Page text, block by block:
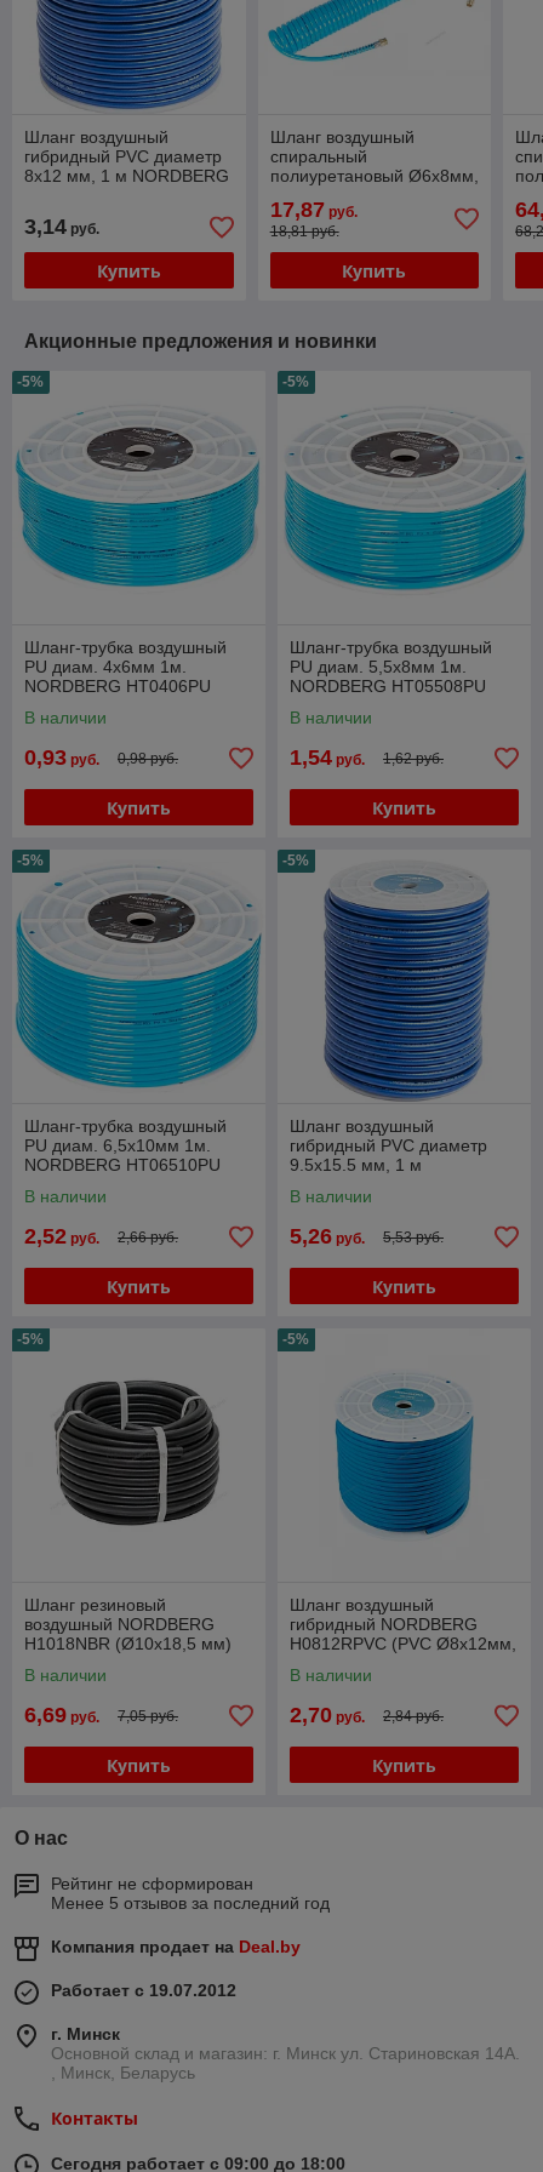
Шланг воздушный
гибридный PVC диаметр
8х12 мм, 1 м NORDBERG
3,14 руб.
Купить
Шланг воздушный
спиральный
полиуретановый Ø6х8мм,
HS0606PU
17,87 руб.
18,81 руб.
Купить
Акционные предложения и новинки
-5%
Шланг-трубка воздушный
PU диам. 4х6мм 1м.
NORDBERG HT0406PU
В наличии
0,93 руб. 0,98 руб.
Купить
-5%
Шланг-трубка воздушный
PU диам. 5,5х8мм 1м.
NORDBERG HT05508PU
В наличии
1,54 руб. 1,62 руб.
Купить
-5%
Шланг-трубка воздушный
PU диам. 6,5х10мм 1м.
NORDBERG HT06510PU
В наличии
2,52 руб. 2,66 руб.
Купить
-5%
Шланг воздушный
гибридный PVC диаметр
9.5х15.5 мм, 1 м
В наличии
5,26 руб. 5,53 руб.
Купить
-5%
Шланг резиновый
воздушный NORDBERG
H1018NBR (Ø10х18,5 мм)
В наличии
6,69 руб. 7,05 руб.
Купить
-5%
Шланг воздушный
гибридный NORDBERG
H0812RPVC (PVC Ø8х12мм,
В наличии
2,70 руб. 2,84 руб.
Купить
О нас
Рейтинг не сформирован
Менее 5 отзывов за последний год
Компания продает на Deal.by
Работает с 19.07.2012
г. Минск
Основной склад и магазин: г. Минск ул. Стариновская 14А.
, Минск, Беларусь
Контакты
Сегодня работает с 09:00 до 18:00